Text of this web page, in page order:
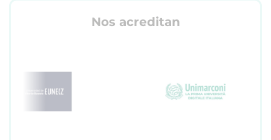
Nos acreditan